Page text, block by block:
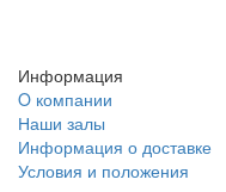
Информация
O компании
Наши залы
Информация о доставке
Условия и положения